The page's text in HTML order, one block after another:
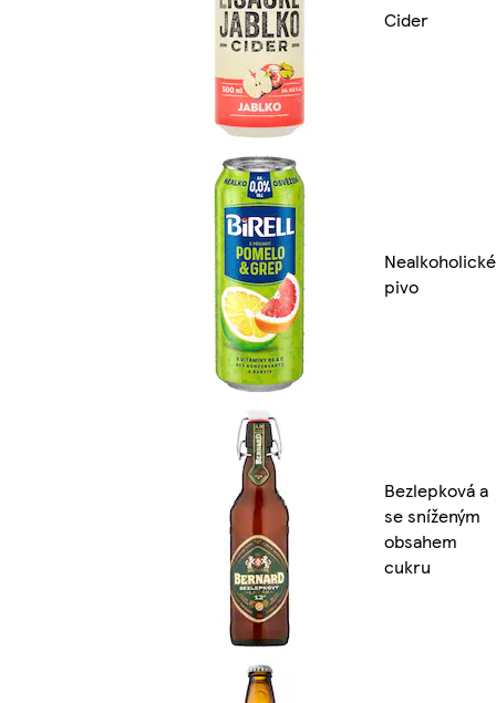
Cider
Nealkoholické
pivo
Bezlepková a
se sníženým
obsahem
cukru